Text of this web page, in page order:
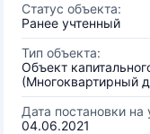
Статус объекта:
Ранее учтенный
Тип объекта:
Объект
(Многоквартирный
Дата постановки на
04.06.2021